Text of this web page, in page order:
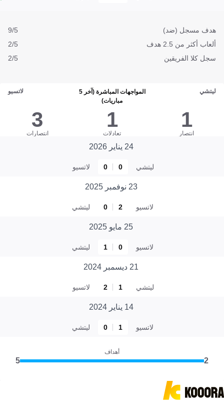
هدف مسجل (ضد)
9/5
ألعاب أكثر من 2.5 هدف
2/5
سجل كلا الفريقين
2/5
ليتشي
المواجهات المباشرة (آخر 5
مباريات)
لاتسيو
1
انتصار
1
تعادلات
3
انتصارات
24 يناير 2026
ليتشي 0
0 لاتسيو
23 نوفمبر 2025
لاتسيو 2
0 ليتشي
25 مايو 2025
لاتسيو 0
1 ليتشي
21 ديسمبر 2024
ليتشي 1
2 لاتسيو
14 يناير 2024
لاتسيو 1
0 ليتشي
أهداف
2
5